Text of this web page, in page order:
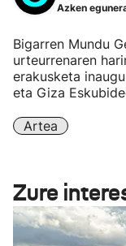
Azken
Bigarren Mundu
urteurrenaren
erakusketa
eta Giza
Artea
Zure